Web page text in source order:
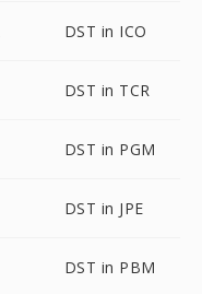
DST in ICO
DST in TCR
DST in PGM
DST in JPE
DST in PBM